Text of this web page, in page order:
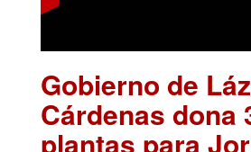
Gobierno de
Cárdenas dona
plantas para